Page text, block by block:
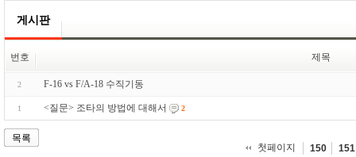
게시판
번호 제목
2 F-16 vs F/A-18 수직기동
1 <질문> 조타의 방법에 대해서 2
목록
첫페이지
150 151